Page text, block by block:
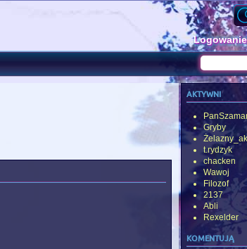
Logowanie
aktywni
Gryby
t.rydzyk
chacken
Wawoj
Filozof
2137
Abli
Rexelder
komentują